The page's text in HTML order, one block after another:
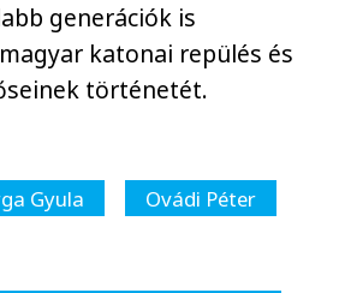
generációk is
katonai repülés és
történetét.
Gyula
Ovádi Péter